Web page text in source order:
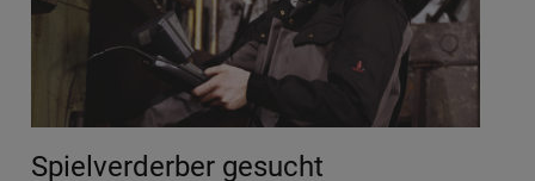
Spielverderber gesucht